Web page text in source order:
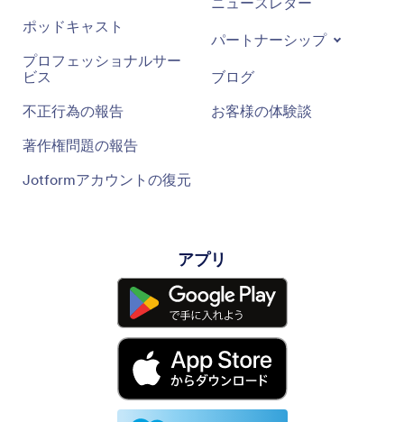
ポッドキャスト
プロフェッショナルサー
ビス
不正行為の報告
著作権問題の報告
Jotformアカウントの復元
パートナーシップ
ブログ
お客様の体験談
アプリ